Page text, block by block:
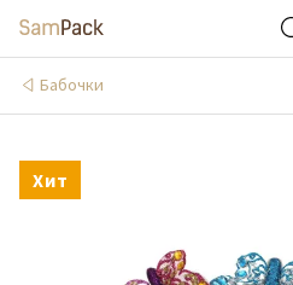
Бабочки
Хит